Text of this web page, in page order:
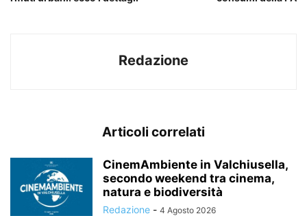
Redazione
Articoli correlati
CinemAmbiente in Valchiusella,
secondo weekend tra cinema,
natura e biodiversità
Redazione - 4 Agosto 2026